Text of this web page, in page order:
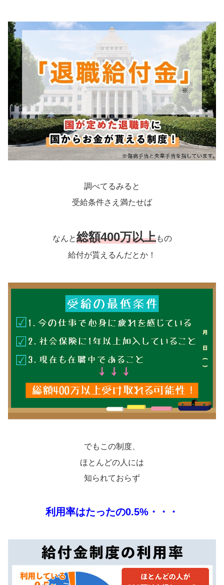
調べてるみると
受給条件さえ満たせば
なんと総額400万以上もの
給付が貰えるんだとか！
でもこの制度、
ほとんどの人には
知られておらず
利用率はたったの0.5%・・・